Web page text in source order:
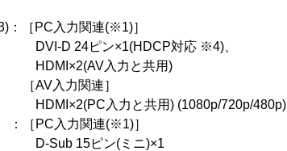
［PC入力関連(※1)］
×1(HDCP対応 ※4)、
入力と共用)
関連］
と共用) (1080p/720p/480p)
PC入力関連(※1)］
ン(ミニ)×1